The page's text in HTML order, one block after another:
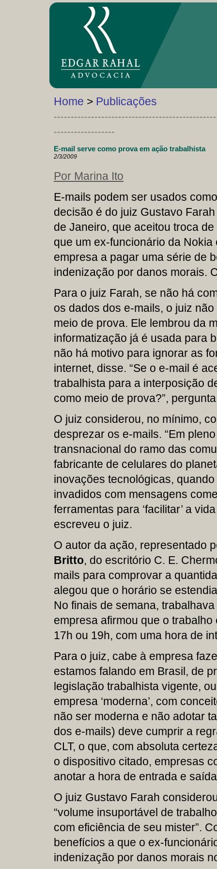
Home > Publicações
------------------
E-mail serve como prova em ação trabalhista
2/3/2009
Por Marina Ito
E-mails podem ser usados
decisão é do juiz Gustavo
de Janeiro, que aceitou troca
que um ex-funcionário da
empresa a pagar uma série de
indenização por danos morais.
Para o juiz Farah, se não há
os dados dos e-mails, o juiz
meio de prova. Ele lembrou da
informatização já é usada para
não há motivo para ignorar as
internet, disse. “Se o e-mail é
trabalhista para a interposição
como meio de prova?”,
O juiz considerou, no mínimo,
desprezar os e-mails. “Em
transnacional do ramo das
fabricante de celulares do
inovações tecnológicas,
invadidos com mensagens
ferramentas para ‘facilitar’ a
escreveu o juiz.
O autor da ação, representado
Britto, do escritório C. E.
mails para comprovar a
alegou que o horário se
No finais de semana,
empresa afirmou que o
17h ou 19h, com uma hora de
Para o juiz, cabe à empresa
estamos falando em Brasil, de
legislação trabalhista vigente,
empresa ‘moderna’, com
não ser moderna e não adotar
dos e-mails) deve cumprir a
CLT, o que, com absoluta
o dispositivo citado, empresas
anotar a hora de entrada e
O juiz Gustavo Farah
“volume insuportável de
com eficiência de seu mister”.
benefícios a que o ex-
indenização por danos morais